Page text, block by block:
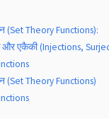
(Set Theory Functions):
एकैकी (Injections,
(Set Theory Functions)